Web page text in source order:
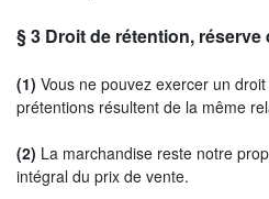
§ 3 Droit de rétention, réserve
(1) Vous ne pouvez exercer un
prétentions résultent de la même
(2) La marchandise reste notre
intégral du prix de vente.